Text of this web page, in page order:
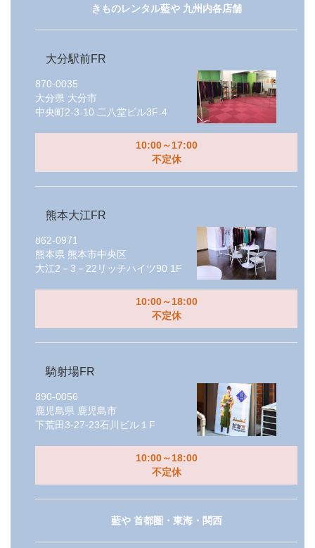
きものレンタル藍や 九州内各店舗
大分駅前FR
870-0035
大分県 大分市
中央町2-3-10 二八堂ビル3F-4
10:00～17:00
不定休
熊本大江FR
862-0971
熊本県 熊本市中央区
大江2－3－22リッチハイツ90 1F
10:00～18:00
不定休
騎射場FR
890-0056
鹿児島県 鹿児島市
下荒田3-27-23石川ビル１F
10:00～18:00
不定休
藍や 首都圏・東海・関西